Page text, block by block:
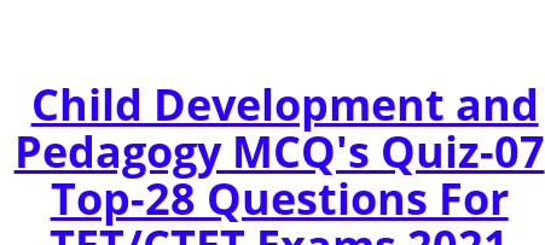
Child Development and
Pedagogy MCQ's Quiz-07
Top-28 Questions For